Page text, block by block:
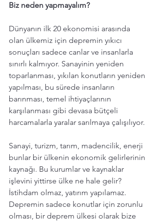
Biz neden yapmayalım?
Dünyanın ilk 20 ekonomisi arasında
olan ülkemiz için depremin yıkıcı
sonuçları sadece canlar ve insanlarla
sınırlı kalmıyor. Sanayinin yeniden
toparlanması, yıkılan konutların yeniden
yapılması, bu sürede insanların
barınması, temel ihtiyaçlarının
karşılanması gibi devasa bütçeli
harcamalarla yaralar sarılmaya çalışılıyor.
Sanayi, turizm, tarım, madencilik, enerji
bunlar bir ülkenin ekonomik gelirlerinin
kaynağı. Bu kurumlar ve kaynaklar
işlevini yittirse ülke ne hale gelir?
İstihdam olmaz, yatırım yapılamaz.
Depremin sadece konutlar için zorunlu
olması, bir deprem ülkesi olarak bize